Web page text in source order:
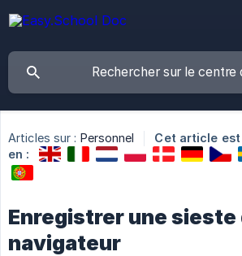
Articles sur : Personnel
Cet article
en :
Enregistrer une sieste
navigateur